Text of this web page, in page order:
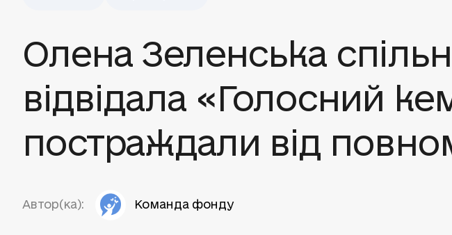
Олена Зеленська
відвідала «Голосний
постраждали від
Автор(ка): Команда фонду